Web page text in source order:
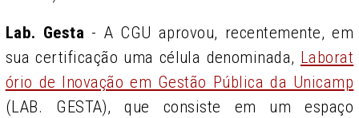
Lab. Gesta - A CGU aprovou, recentemente, em
sua certificação uma célula denominada, Laborat
ório de Inovação em Gestão Pública da Unicamp
(LAB. GESTA), que consiste em um espaço